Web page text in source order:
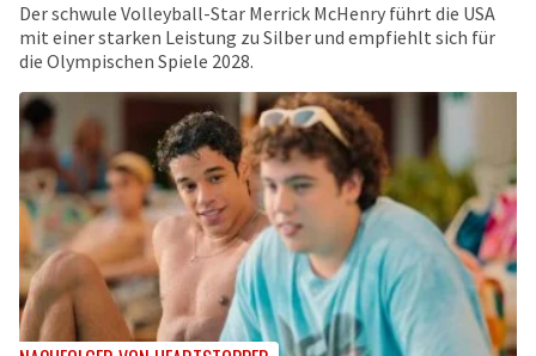
Der schwule Volleyball-Star Merrick McHenry führt die USA
mit einer starken Leistung zu Silber und empfiehlt sich für
die Olympischen Spiele 2028.